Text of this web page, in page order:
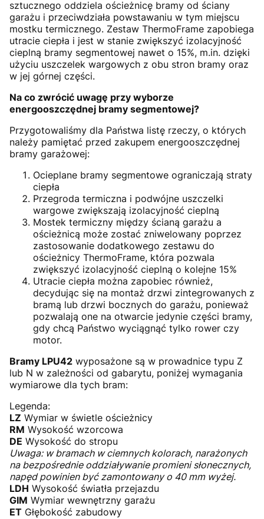
sztucznego oddziela ościeżnicę bramy od ściany
garażu i przeciwdziała powstawaniu w tym miejscu
mostku termicznego. Zestaw ThermoFrame zapobiega
utracie ciepła i jest w stanie zwiększyć izolacyjność
cieplną bramy segmentowej nawet o 15%, m.in. dzięki
użyciu uszczelek wargowych z obu stron bramy oraz
w jej górnej części.
Na co zwrócić uwagę przy wyborze
energooszczędnej bramy segmentowej?
Przygotowaliśmy dla Państwa listę rzeczy, o których
należy pamiętać przed zakupem energooszczędnej
bramy garażowej:
Ocieplane bramy segmentowe ograniczają straty
ciepła
Przegroda termiczna i podwójne uszczelki
wargowe zwiększają izolacyjność cieplną
Mostek termiczny między ścianą garażu a
ościeżnicą może zostać zniwelowany poprzez
zastosowanie dodatkowego zestawu do
ościeżnicy ThermoFrame, która pozwala
zwiększyć izolacyjność cieplną o kolejne 15%
Utracie ciepła można zapobiec również,
decydując się na montaż drzwi zintegrowanych z
bramą lub drzwi bocznych do garażu, ponieważ
pozwalają one na otwarcie jedynie części bramy,
gdy chcą Państwo wyciągnąć tylko rower czy
motor.
Bramy LPU42 wyposażone są w prowadnice typu Z
lub N w zależności od gabarytu, poniżej wymagania
wymiarowe dla tych bram:
Legenda:
LZ Wymiar w świetle ościeżnicy
RM Wysokość wzorcowa
DE Wysokość do stropu
Uwaga: w bramach w ciemnych kolorach, narażonych
na bezpośrednie oddziaływanie promieni słonecznych,
napęd powinien być zamontowany o 40 mm wyżej.
LDH Wysokość światła przejazdu
GIM Wymiar wewnętrzny garażu
ET Głębokość zabudowy